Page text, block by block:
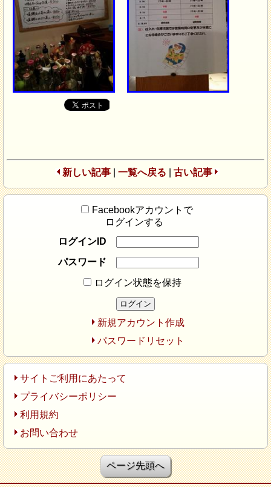
新しい記事| 一覧へ戻る 古い記事
Facebookアカウントで
ログインする
ログインID
パスワード
ログイン状態を保持
新規アカウント作成
パスワードリセット
サイトご利用にあたって
プライバシーポリシー
利用規約
お問い合わせ
ページ先頭へ